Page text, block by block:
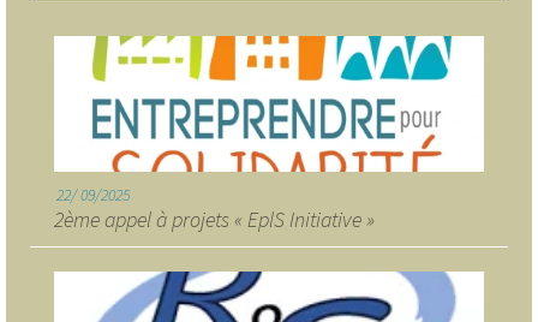
22 09/2025
2ème appel à projets « EplS Initiative »